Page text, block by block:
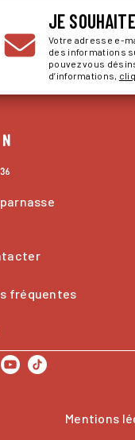
JE
Votre adresse e-
des informations
pouvez vous
d’informations,
fréquentes
Mentions